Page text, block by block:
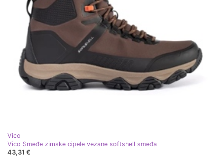
Vico
Vico Smeđe zimske cipele vezane softshell smeđa
43,31 €